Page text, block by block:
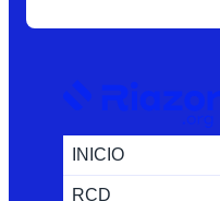
INICIO
RCD